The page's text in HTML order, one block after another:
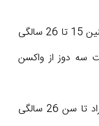
نوجوانان و بزرگسالان جوانی که بعداً در سنین 15 تا 26 سالگی
سه دوز از واکسن
CDC واکسیناسیون HPV را برای همه افراد تا سن 26 سالگی